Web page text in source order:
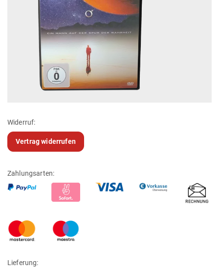
Widerruf:
Vertrag widerrufen
Zahlungsarten:
Lieferung: